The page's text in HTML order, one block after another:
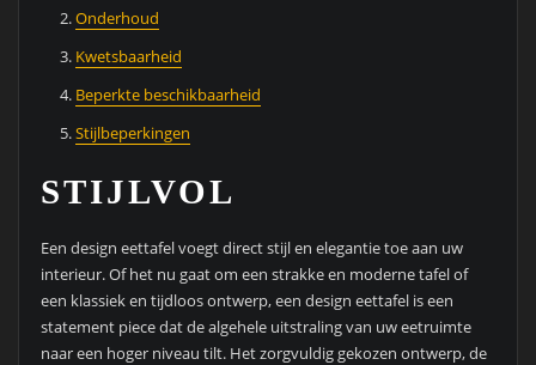
Onderhoud
Kwetsbaarheid
Beperkte beschikbaarheid
Stijlbeperkingen
STIJLVOL
Een design eettafel voegt direct stijl en elegantie toe aan uw
interieur. Of het nu gaat om een strakke en moderne tafel of
een klassiek en tijdloos ontwerp, een design eettafel is een
statement piece dat de algehele uitstraling van uw eetruimte
naar een hoger niveau tilt. Het zorgvuldig gekozen ontwerp, de